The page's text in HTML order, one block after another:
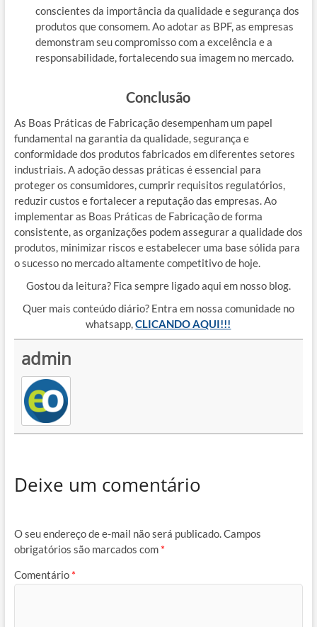
conscientes da importância da qualidade e segurança dos
produtos que consomem. Ao adotar as BPF, as empresas
demonstram seu compromisso com a excelência e a
responsabilidade, fortalecendo sua imagem no mercado.
Conclusão
As Boas Práticas de Fabricação desempenham um papel
fundamental na garantia da qualidade, segurança e
conformidade dos produtos fabricados em diferentes setores
industriais. A adoção dessas práticas é essencial para
proteger os consumidores, cumprir requisitos regulatórios,
reduzir custos e fortalecer a reputação das empresas. Ao
implementar as Boas Práticas de Fabricação de forma
consistente, as organizações podem assegurar a qualidade dos
produtos, minimizar riscos e estabelecer uma base sólida para
o sucesso no mercado altamente competitivo de hoje.
Gostou da leitura? Fica sempre ligado aqui em nosso blog.
Quer mais conteúdo diário? Entra em nossa comunidade no
whatsapp,CLICANDO AQUI!!!
admin
Deixe um comentário
O seu endereço de e-mail não será publicado.Campos
obrigatórios são marcados com *
Comentário *